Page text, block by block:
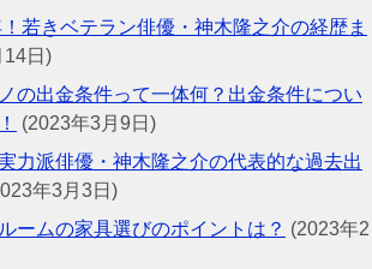
若きベテラン俳優・神木隆之介の経歴ま
14日)
の出金条件って一体何？出金条件につい
(2023年3月9日)
力派俳優・神木隆之介の代表的な過去出
年3月3日)
ームの家具選びのポイントは？ (2023年2